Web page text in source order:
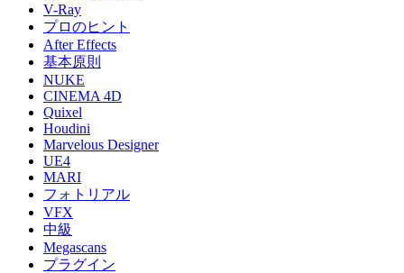
V-Ray
プロのヒント
After Effects
基本原則
NUKE
CINEMA 4D
Quixel
Houdini
Marvelous Designer
UE4
MARI
フォトリアル
VFX
中級
Megascans
プラグイン